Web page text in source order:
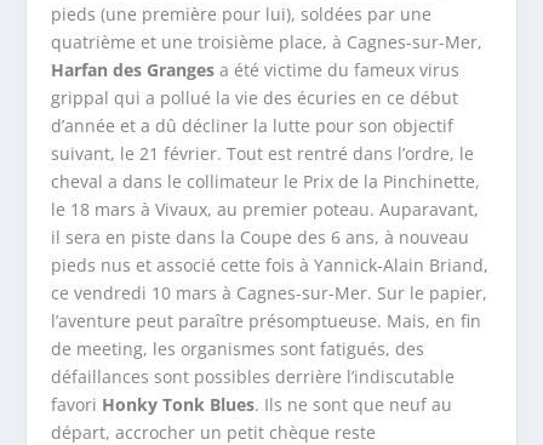
pieds (une première pour lui), soldées par une
quatrième et une troisième place, à Cagnes-sur-Mer,
Harfan des Granges a été victime du fameux virus
grippal qui a pollué la vie des écuries en ce début
d’année et a dû décliner la lutte pour son objectif
suivant, le 21 février. Tout est rentré dans l’ordre, le
cheval a dans le collimateur le Prix de la Pinchinette,
le 18 mars à Vivaux, au premier poteau. Auparavant,
il sera en piste dans la Coupe des 6 ans, à nouveau
pieds nus et associé cette fois à Yannick-Alain Briand,
ce vendredi 10 mars à Cagnes-sur-Mer. Sur le papier,
l’aventure peut paraître présomptueuse. Mais, en fin
de meeting, les organismes sont fatigués, des
défaillances sont possibles derrière l’indiscutable
favori Honky Tonk Blues. Ils ne sont que neuf au
départ, accrocher un petit chèque reste